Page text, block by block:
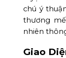
chú ý
thương
nhiên
Giao